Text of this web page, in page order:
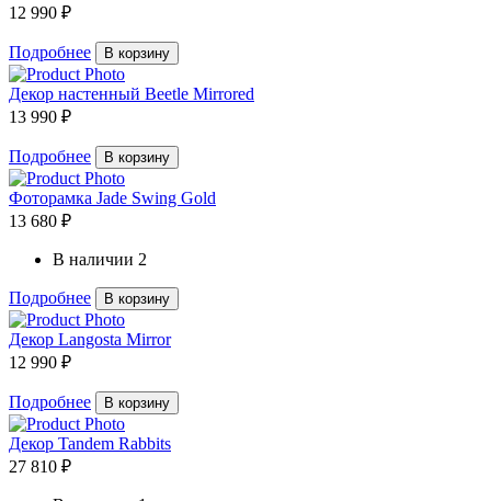
12 990 ₽
Подробнее В корзину
Декор настенный Beetle Mirrored
13 990 ₽
Подробнее В корзину
Фоторамка Jade Swing Gold
13 680 ₽
В наличии 2
Подробнее В корзину
Декор Langosta Mirror
12 990 ₽
Подробнее В корзину
Декор Tandem Rabbits
27 810 ₽